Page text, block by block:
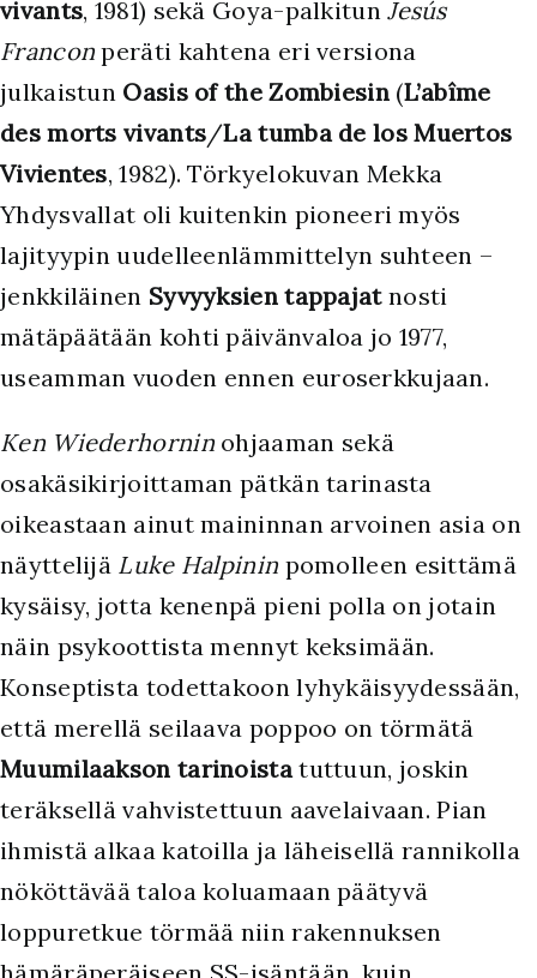
vivants, 1981) sekä Goya-palkitunJesús
Francon peräti kahtena eri versiona
julkaistun Oasis of the Zombiesin(L’abîme
des morts vivants/La tumba de los Muertos
Vivientes, 1982). Törkyelokuvan Mekka
Yhdysvallat oli kuitenkin pioneeri myös
lajityypin uudelleenlämmittelyn suhteen –
jenkkiläinen Syvyyksien tappajatnosti
mätäpäätään kohti päivänvaloa jo 1977,
useamman vuoden ennen euroserkkujaan.
Ken Wiederhorninohjaaman sekä
osakäsikirjoittaman pätkän tarinasta
oikeastaan ainut maininnan arvoinen asia on
näyttelijä Luke Halpinin pomolleen esittämä
kysäisy, jotta kenenpä pieni polla on jotain
näin psykoottista mennyt keksimään.
Konseptista todettakoon lyhykäisyydessään,
että merellä seilaava poppoo on törmätä
Muumilaakson tarinoistatuttuun, joskin
teräksellä vahvistettuun aavelaivaan. Pian
ihmistä alkaa katoilla ja läheisellä rannikolla
nököttävää taloa koluamaan päätyvä
loppuretkue törmää niin rakennuksen